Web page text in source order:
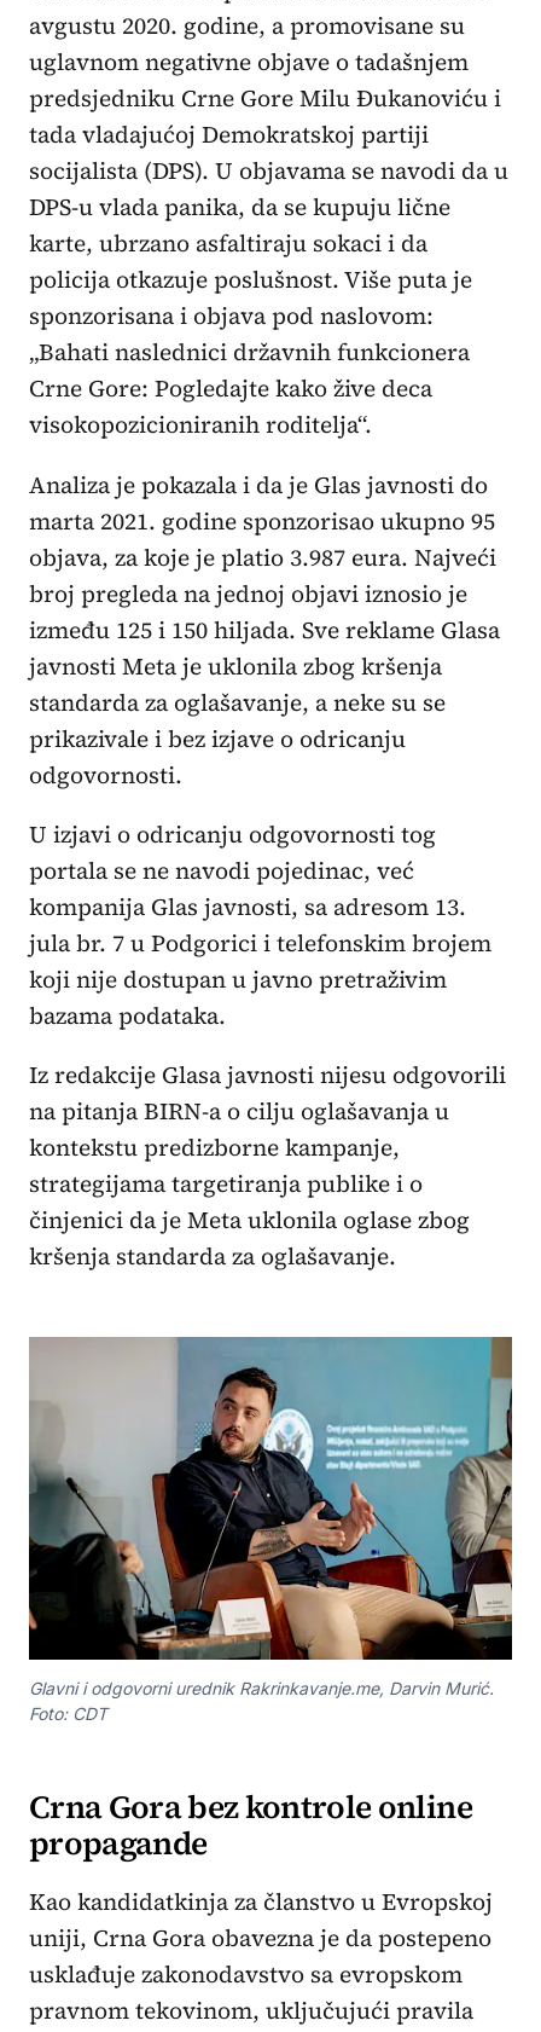
avgustu 2020. godine, a promovisane su
uglavnom negativne objave o tadašnjem
predsjedniku Crne Gore Milu Đukanoviću i
tada vladajućoj Demokratskoj partiji
socijalista (DPS). U objavama se navodi da u
DPS-u vlada panika, da se kupuju lične
karte, ubrzano asfaltiraju sokaci i da
policija otkazuje poslušnost. Više puta je
sponzorisana i objava pod naslovom:
„Bahati naslednici državnih funkcionera
Crne Gore: Pogledajte kako žive deca
visokopozicioniranih roditelja“.
Analiza je pokazala i da je Glas javnosti do
marta 2021. godine sponzorisao ukupno 95
objava, za koje je platio 3.987 eura. Najveći
broj pregleda na jednoj objavi iznosio je
između 125 i 150 hiljada. Sve reklame Glasa
javnosti Meta je uklonila zbog kršenja
standarda za oglašavanje, a neke su se
prikazivale i bez izjave o odricanju
odgovornosti.
U izjavi o odricanju odgovornosti tog
portala se ne navodi pojedinac, već
kompanija Glas javnosti, sa adresom 13.
jula br. 7 u Podgorici i telefonskim brojem
koji nije dostupan u javno pretraživim
bazama podataka.
Iz redakcije Glasa javnosti nijesu odgovorili
na pitanja BIRN-a o cilju oglašavanja u
kontekstu predizborne kampanje,
strategijama targetiranja publike i o
činjenici da je Meta uklonila oglase zbog
kršenja standarda za oglašavanje.
Glavni i odgovorni urednik Rakrinkavanje.me, Darvin Murić.
Foto: CDT
Crna Gora bez kontrole online
propagande
Kao kandidatkinja za članstvo u Evropskoj
uniji, Crna Gora obavezna je da postepeno
usklađuje zakonodavstvo sa evropskom
pravnom tekovinom, uključujući pravila